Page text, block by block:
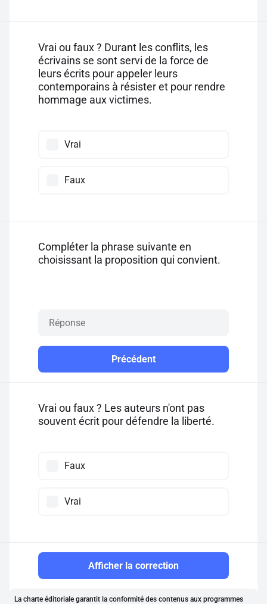
Vrai ou faux ? Durant les conflits, les
écrivains se sont servi de la force de
leurs écrits pour appeler leurs
contemporains à résister et pour rendre
hommage aux victimes.
Vrai
Faux
Compléter la phrase suivante en
choisissant la proposition qui convient.
Précédent
Vrai ou faux ? Les auteurs n'ont pas
souvent écrit pour défendre la liberté.
Faux
Vrai
Afficher la correction
La charte éditoriale garantit la conformité des contenus aux programmes